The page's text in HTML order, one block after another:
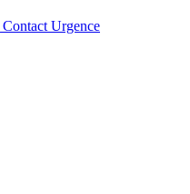
Contact Urgence